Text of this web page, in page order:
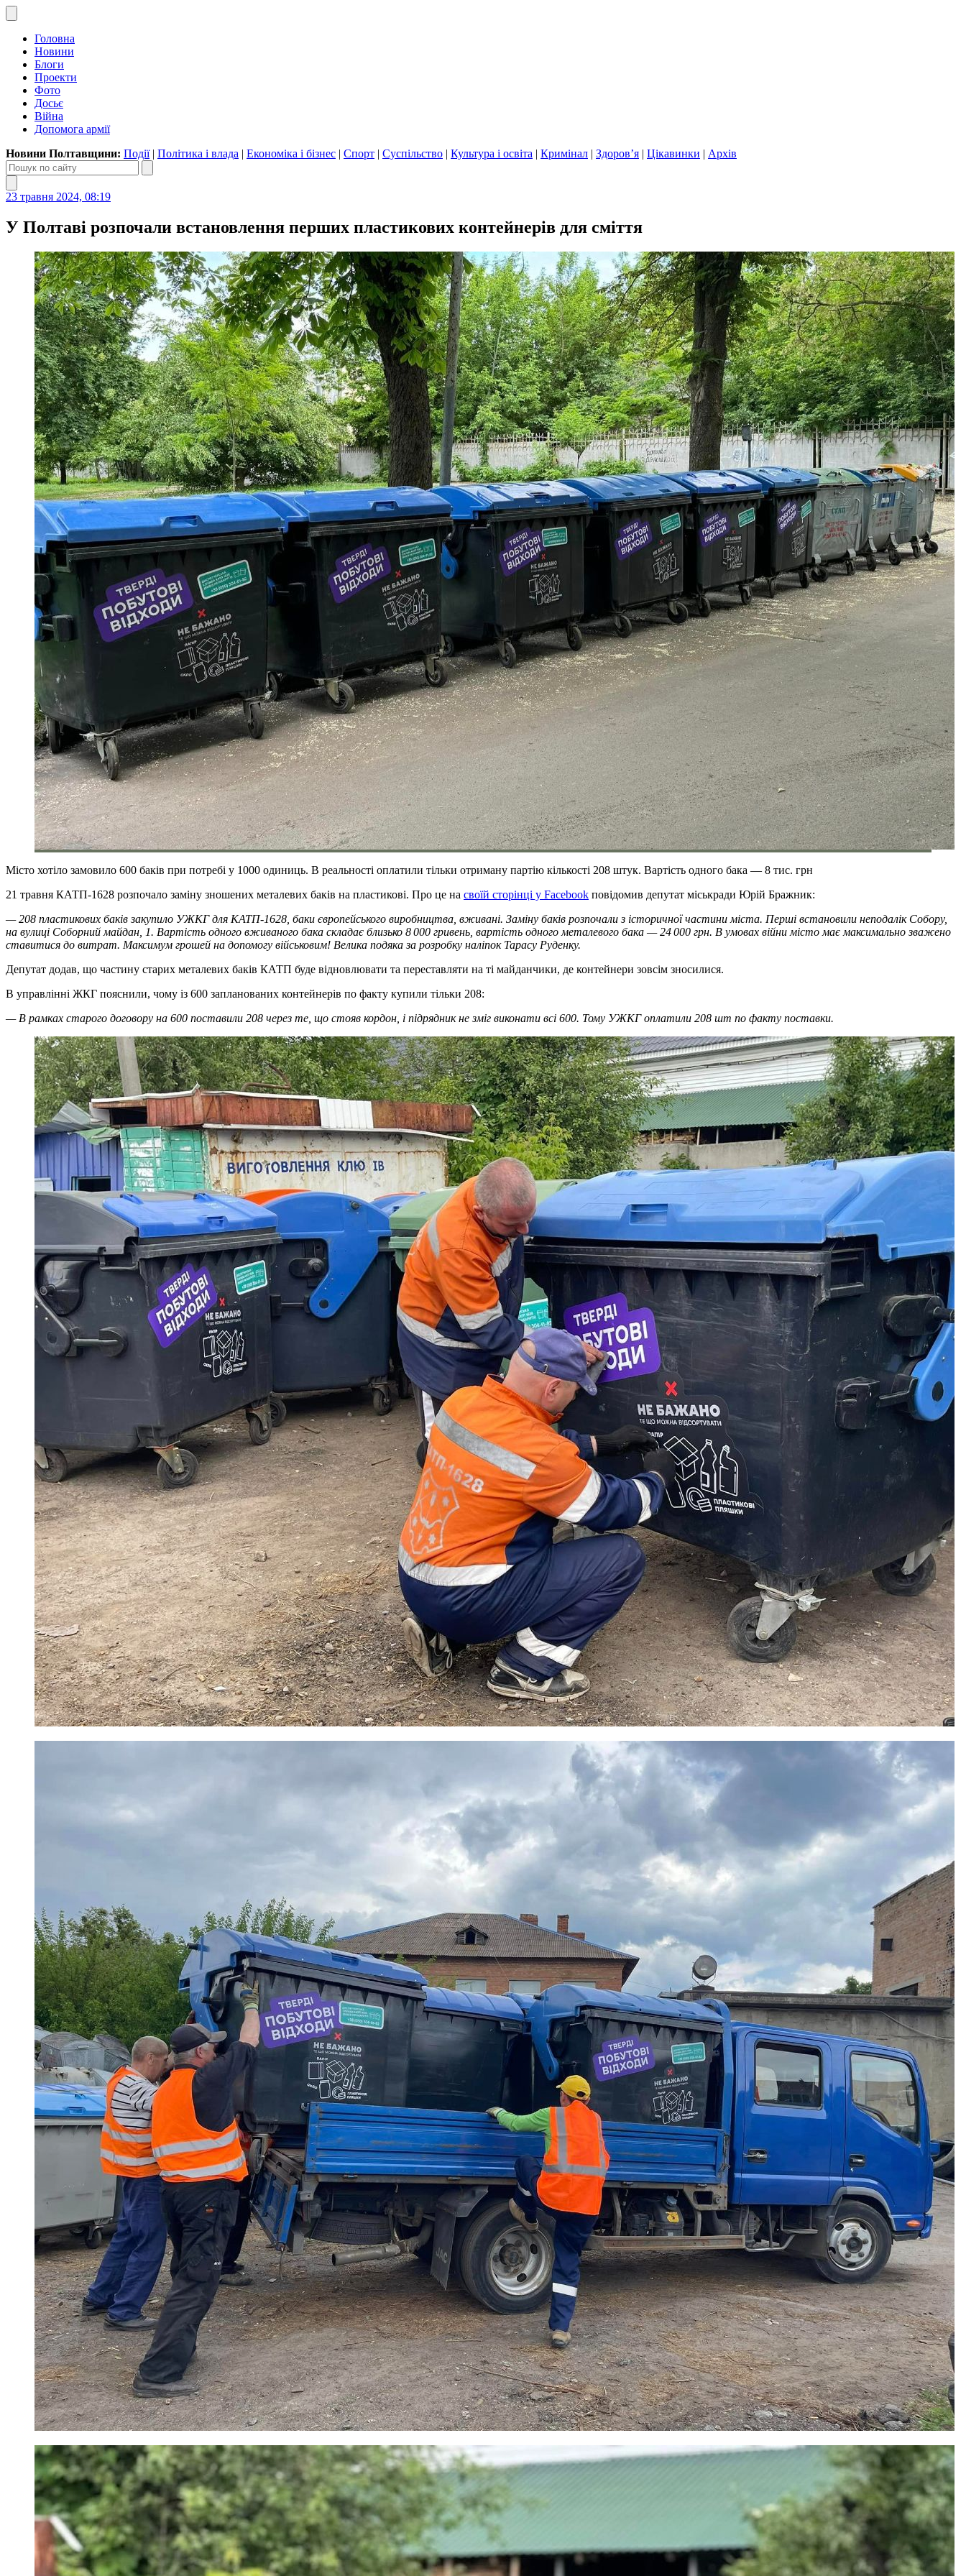
Головна
Новини
Блоги
Проекти
Фото
Досьє
Війна
Допомога армії
Новини Полтавщини: Події| Політика і влада | Економіка і бізнес | Спорт | Суспільство | Культура і освіта | Кримінал | Здоров’я | Цікавинки | Архів
23 травня 2024, 08:19
У Полтаві розпочали встановлення перших пластикових контейнерів для сміття
Місто хотіло замовило 600 баків при потребі у 1000 одиниць. В реальності оплатили тільки отриману партію кількості 208 штук. Вартість одного бака — 8 тис. грн
21 травня КАТП-1628 розпочало заміну зношених металевих баків на пластикові. Про це на своїй сторінці у Facebook повідомив депутат міськради Юрій Бражник:
— 208 пластикових баків закупило УЖКГ для КАТП-1628, баки європейського виробництва, вживані. Заміну баків розпочали з історичної частини міста. Перші встановили неподалік Собору,
на вулиці Соборний майдан, 1. Вартість одного вживаного бака складає близько 8 000 гривень, вартість одного металевого бака — 24 000 грн. В умовах війни місто має максимально зважено
ставитися до витрат. Максимум грошей на допомогу військовим! Велика подяка за розробку наліпок Тарасу Руденку.
Депутат додав, що частину старих металевих баків КАТП буде відновлювати та переставляти на ті майданчики, де контейнери зовсім зносилися.
В управлінні ЖКГ пояснили, чому із 600 запланованих контейнерів по факту купили тільки 208:
— В рамках старого договору на 600 поставили 208 через те, що стояв кордон, і підрядник не зміг виконати всі 600. Тому УЖКГ оплатили 208 шт по факту поставки.